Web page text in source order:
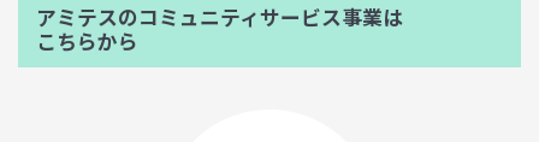
アミテスのコミュニティサービス事業は
こちらから